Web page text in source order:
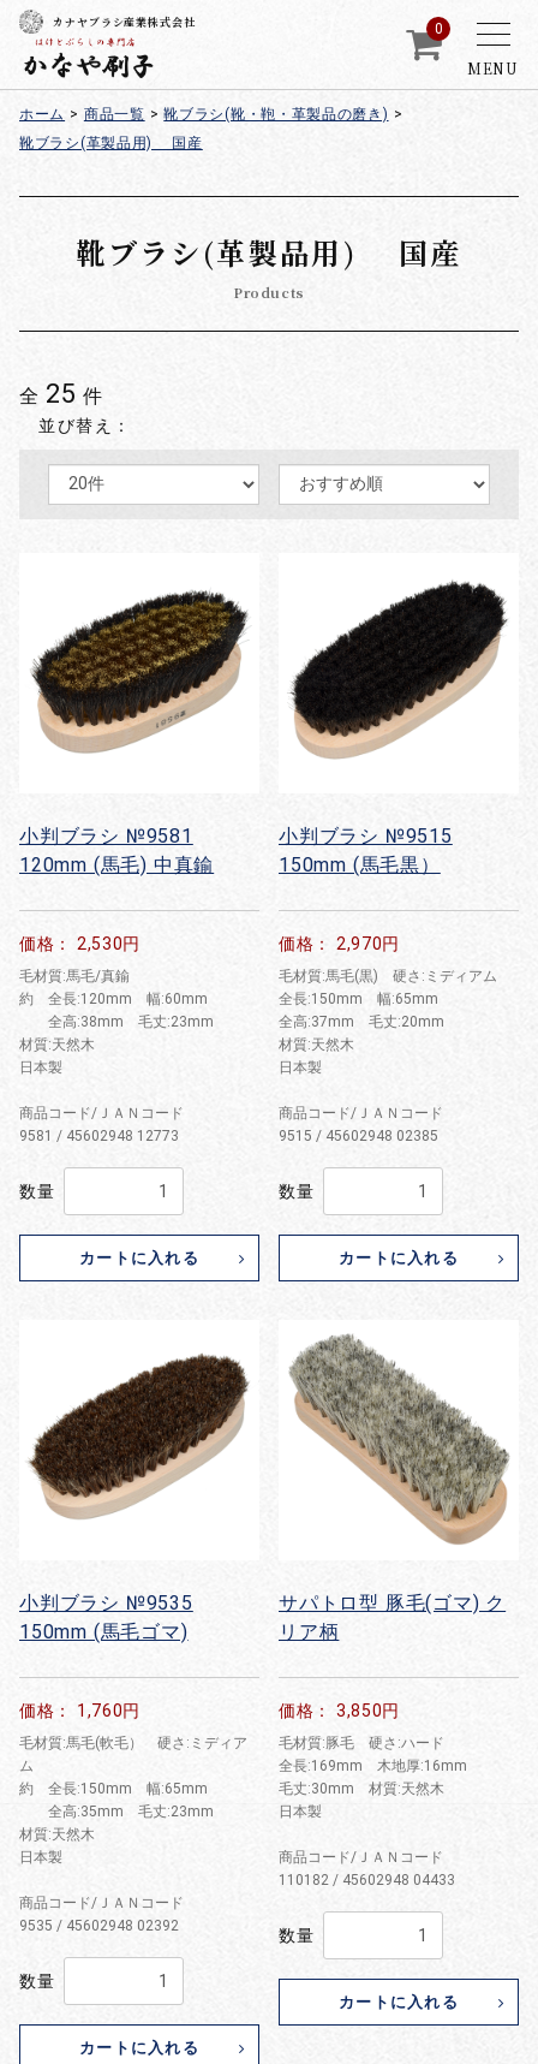
MENU
カナヤブラシ産業株式会社 0
ホーム > 商品一覧 > 靴ブラシ(靴・鞄・革製品の磨き) >
靴ブラシ(革製品用) 国産
靴ブラシ(革製品用) 国産
Products
全 25 件
並び替え：
小判ブラシ №9581
120mm (馬毛) 中真鍮
価格： 2,530円
毛材質:馬毛/真鍮
約 全長:120mm 幅:60mm
全高:38mm 毛丈:23mm
材質:天然木
日本製
商品コード/ＪＡＮコード
9581 / 45602948 12773
数量
カートに入れる
小判ブラシ №9515
150mm (馬毛黒）
価格： 2,970円
毛材質:馬毛(黒) 硬さ:ミディアム
全長:150mm 幅:65mm
全高:37mm 毛丈:20mm
材質:天然木
日本製
商品コード/ＪＡＮコード
9515 / 45602948 02385
数量
カートに入れる
小判ブラシ №9535
150mm (馬毛ゴマ)
価格： 1,760円
毛材質:馬毛(軟毛） 硬さ:ミディア
ム
約 全長:150mm 幅:65mm
全高:35mm 毛丈:23mm
材質:天然木
日本製
商品コード/ＪＡＮコード
9535 / 45602948 02392
数量
カートに入れる
サパトロ型 豚毛(ゴマ) ク
リア柄
価格： 3,850円
毛材質:豚毛 硬さ:ハード
全長:169mm 木地厚:16mm
毛丈:30mm 材質:天然木
日本製
商品コード/ＪＡＮコード
110182 / 45602948 04433
数量
カートに入れる